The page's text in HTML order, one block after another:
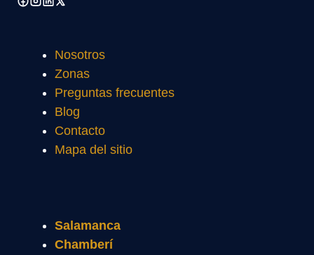
Nosotros
Zonas
Preguntas frecuentes
Blog
Contacto
Mapa del sitio
Salamanca
Chamberí